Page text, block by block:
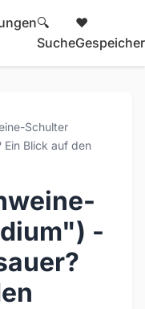
🔍
Suche
❤️
Schulter
Blick auf den
-